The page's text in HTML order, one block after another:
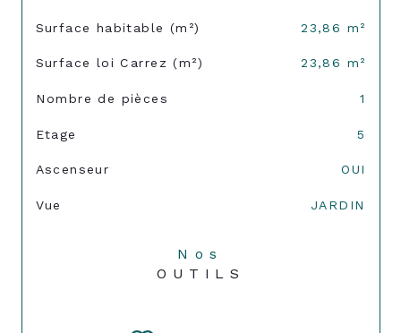
Surface habitable (m²) 23,86 m²
Surface loi Carrez (m²) 23,86 m²
Nombre de pièces 1
Etage 5
Ascenseur OUI
Vue JARDIN
Nos
OUTILS